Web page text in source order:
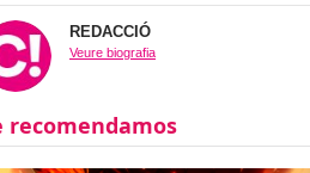
REDACCIÓ
Veure biografia